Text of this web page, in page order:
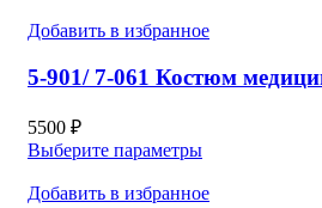
Добавить в избранное
5-901/ 7-061 Костюм
5500 ₽
Выберите параметры
Добавить в избранное